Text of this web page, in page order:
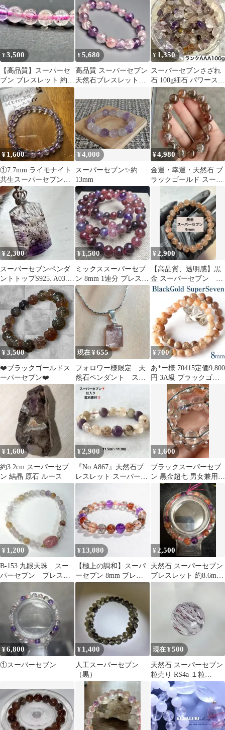
¥3,500
【高品質】スーパーセ
ブン ブレスレット 約
4.2mm 小粒 重ね付け
天然石
¥5,680
高品質 スーパーセブン
天然石ブレスレット
¥ 1,350
スーパーセブンさざれ
石 100g細石 パワースト
ーン 浄化 お守り3
¥ 1,600
①7.7mm ライモナイト
共生スーパーセブン
内周16.5cm
¥4,000
スーパーセブン✨️約
13mm
¥4,980
金運・幸運・天然石 ブ
ラックゴールド スーパ
ーセブン ブレスレット
¥2,300
スーパーセブンペンダ
ントトップS925. A03.
最終価格❣️
¥ 1,500
ミックススーパーセブ
ン 8mm 1連分 ブレスレ
ット2本セット
¥ 2,900
【高品質、透明感】黒
金 スーパーセブン
9mmブレスレット
¥3,500
❤️ブラックゴールドス
ーパーセブン❤️
現在 ¥655
フォロワー様限定 天
然石ペンダント スー
パーセブン SV925刻
¥ 700
あ*ー様 70415定価9,800
円 3A級 ブラックゴー
ルドスーパーセブン 7
¥ 1,600
約3.2cm スーパーセブ
ン 結晶 原石 ルース
¥2,900
『No.A867』天然石ブ
レスレット スーパーセ
ブン パワーストーン
¥ 1,600
ブラックスーパーセブ
ン 黒金超七 男女兼用ブ
レスレット 自然光撮 パ
ワーストーン
¥ 1,200
B-153 九眼天珠 スー
パーセブン ブレスレ
ット
¥ 13,080
【極上の調和】スーパ
ーセブン 8mm ブレス
レット 浄化 開運 1536
¥2,500
天然石 スーパーセブン
ブレスレット 約8.6mm
在庫整理値下げ‼️
¥6,800
①スーパーセブン
¥ 1,400
人工スーパーセブン
（黒）
現在 ¥500
天然石 スーパーセブン
粒売り RS4a １粒
7.3mm ブラジル産